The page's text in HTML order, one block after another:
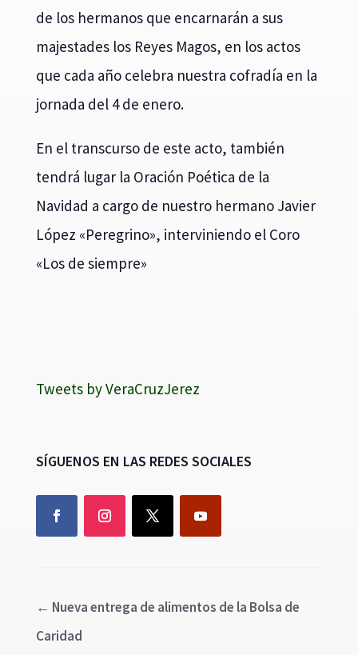
de los hermanos que encarnarán a sus
majestades los Reyes Magos, en los actos
que cada año celebra nuestra cofradía en la
jornada del 4 de enero.
En el transcurso de este acto, también
tendrá lugar la Oración Poética de la
Navidad a cargo de nuestro hermano Javier
López «Peregrino», interviniendo el Coro
«Los de siempre»
Tweets by VeraCruzJerez
SÍGUENOS EN LAS REDES SOCIALES
← Nueva entrega de alimentos de la Bolsa de
Caridad